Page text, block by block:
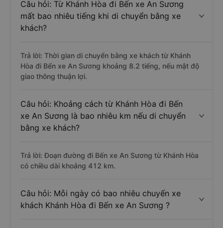
Câu hỏi: Từ Khánh Hòa đi Bến xe An Sương
mất bao nhiêu tiếng khi di chuyển bằng xe
khách?
Trả lời: Thời gian di chuyển bằng xe khách từ Khánh
Hòa đi Bến xe An Sương khoảng 8.2 tiếng, nếu mật độ
giao thông thuận lợi.
Câu hỏi: Khoảng cách từ Khánh Hòa đi Bến
xe An Sương là bao nhiêu km nếu di chuyển
bằng xe khách?
Trả lời: Đoạn đường đi Bến xe An Sương từ Khánh Hòa
có chiều dài khoảng 412 km.
Câu hỏi: Mỗi ngày có bao nhiêu chuyến xe
khách Khánh Hòa đi Bến xe An Sương ?